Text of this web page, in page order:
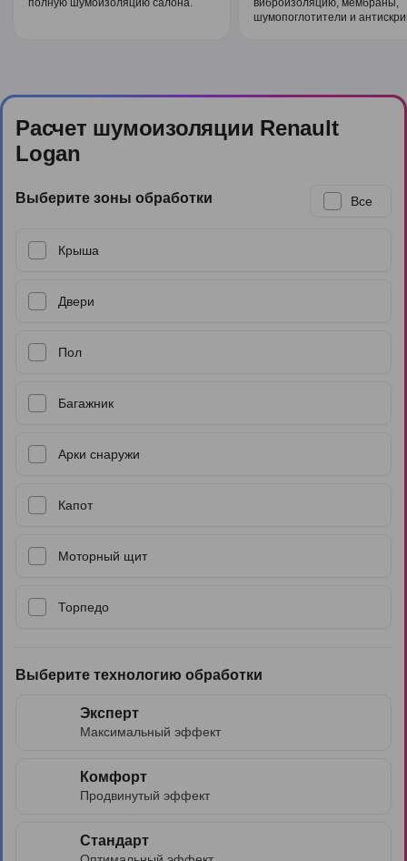
полную шумоизоляцию салона.
виброизоляцию, мембраны,
шумопоглотители и
Расчет шумоизоляции Renault
Logan
Выберите зоны обработки Все
Крыша
Двери
Пол
Багажник
Арки снаружи
Капот
Моторный щит
Торпедо
Выберите технологию обработки
Эксперт
Максимальный эффект
Комфорт
Продвинутый эффект
Стандарт